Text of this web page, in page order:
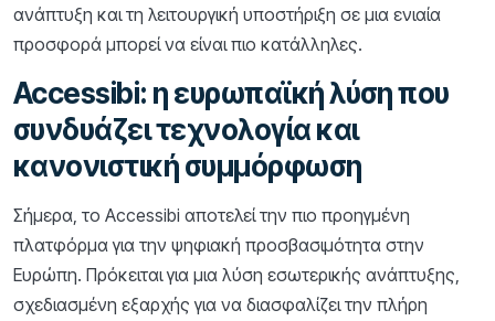
ανάπτυξη και τη λειτουργική υποστήριξη σε μια ενιαία
προσφορά μπορεί να είναι πιο κατάλληλες.
Accessibi: η ευρωπαϊκή λύση που
συνδυάζει τεχνολογία και
κανονιστική συμμόρφωση
Σήμερα, το Accessibi αποτελεί την πιο προηγμένη
πλατφόρμα για την ψηφιακή προσβασιμότητα στην
Ευρώπη. Πρόκειται για μια λύση εσωτερικής ανάπτυξης,
σχεδιασμένη εξαρχής για να διασφαλίζει την πλήρη